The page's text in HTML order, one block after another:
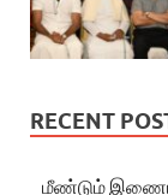
RECENT
மீண்டும்